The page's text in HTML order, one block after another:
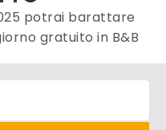
potrai barattare
gratuito in B&B